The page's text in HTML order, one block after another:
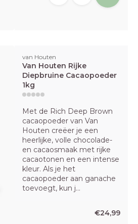
van Houten
Van Houten Rijke
Diepbruine Cacaopoeder
1kg
Met de Rich Deep Brown
cacaopoeder van Van
Houten creëer je een
heerlijke, volle chocolade-
en cacaosmaak met rijke
cacaotonen en een intense
kleur. Als je het
cacaopoeder aan ganache
toevoegt, kun j...
€24,99